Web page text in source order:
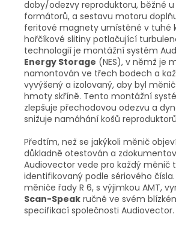
doby/odezvy reproduktoru, běžné
formátorů, a sestavu motoru
feritové magnety umístěné v tuhé
hořčíkové slitiny potlačující
technologií je montážní systém
Energy Storage (NES), v němž je
namontován ve třech bodech a
vyvýšený a izolovaný, aby byl
hmoty skříně. Tento montážní
zlepšuje přechodovou odezvu a
snižuje namáhání košů
Předtím, než se jakýkoli měnič
důkladně otestován a
Audiovector vede pro každý měnič
identifikovaný podle sériového
měniče řady R 6, s výjimkou AMT,
Scan-Speak ručně ve svém
specifikací společnosti Audiovector.